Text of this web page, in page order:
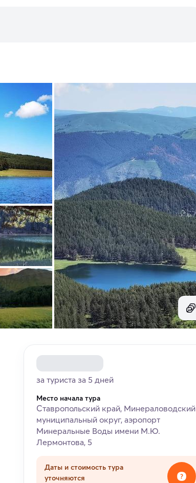
за туриста за 5 дней
Место начала тура
Ставропольский край, Минераловодский
муниципальный округ, аэропорт
Минеральные Воды имени М.Ю.
Лермонтова, 5
Даты и стоимость тура
уточняются